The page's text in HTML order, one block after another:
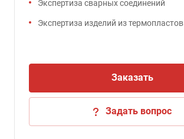
Экспертиза сварных соединений
Экспертиза изделий из термопластов
Заказать
Задать вопрос